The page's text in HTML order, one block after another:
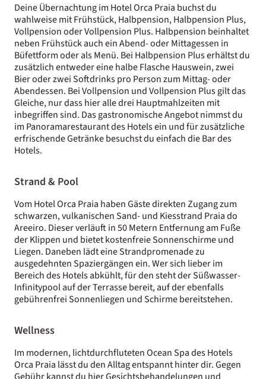
Deine Übernachtung im Hotel Orca Praia buchst du
wahlweise mit Frühstück, Halbpension, Halbpension Plus,
Vollpension oder Vollpension Plus. Halbpension beinhaltet
neben Frühstück auch ein Abend- oder Mittagessen in
Büfettform oder als Menü. Bei Halbpension Plus erhältst du
zusätzlich entweder eine halbe Flasche Hauswein, zwei
Bier oder zwei Softdrinks pro Person zum Mittag- oder
Abendessen. Bei Vollpension und Vollpension Plus gilt das
Gleiche, nur dass hier alle drei Hauptmahlzeiten mit
inbegriffen sind. Das gastronomische Angebot nimmst du
im Panoramarestaurant des Hotels ein und für zusätzliche
erfrischende Getränke besuchst du einfach die Bar des
Hotels.
Strand & Pool
Vom Hotel Orca Praia haben Gäste direkten Zugang zum
schwarzen, vulkanischen Sand- und Kiesstrand Praia do
Areeiro. Dieser verläuft in 50 Metern Entfernung am Fuße
der Klippen und bietet kostenfreie Sonnenschirme und
Liegen. Daneben lädt eine Strandpromenade zu
ausgedehnten Spaziergängen ein. Wer sich lieber im
Bereich des Hotels abkühlt, für den steht der Süßwasser-
Infinitypool auf der Terrasse bereit, auf der ebenfalls
gebührenfrei Sonnenliegen und Schirme bereitstehen.
Wellness
Im modernen, lichtdurchfluteten Ocean Spa des Hotels
Orca Praia lässt du den Alltag entspannt hinter dir. Gegen